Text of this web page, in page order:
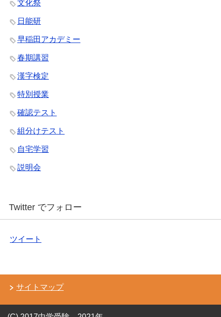
文化祭
日能研
早稲田アカデミー
春期講習
漢字検定
特別授業
確認テスト
組分けテスト
自宅学習
説明会
Twitter でフォロー
ツイート
サイトマップ